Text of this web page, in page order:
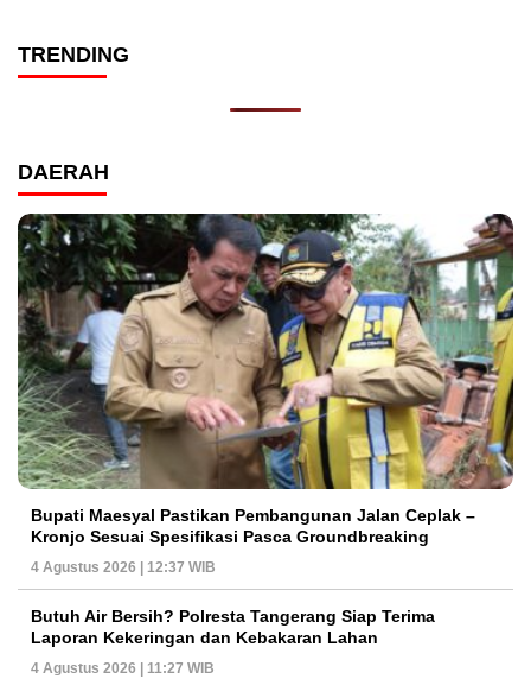
TRENDING
DAERAH
Bupati Maesyal Pastikan Pembangunan Jalan Ceplak –
Kronjo Sesuai Spesifikasi Pasca Groundbreaking
4 Agustus 2026 | 12:37 WIB
Butuh Air Bersih? Polresta Tangerang Siap Terima
Laporan Kekeringan dan Kebakaran Lahan
4 Agustus 2026 | 11:27 WIB